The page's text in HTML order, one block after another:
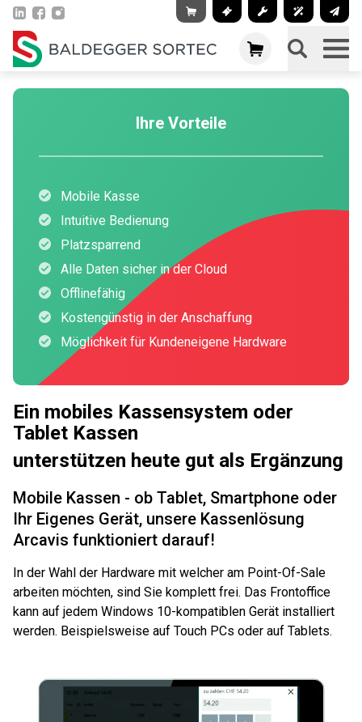
Ihre Vorteile
Mobile Kasse
Intuitive Bedienung
Platzsparrend
Alle Daten sicher in der Cloud
Offlinefähig
Kostengünstig in der Anschaffung
Möglichkeit für Kundeneigene Hardware
Ein mobiles Kassensystem oder
Tablet Kassen
unterstützen heute gut als Ergänzung
Mobile Kassen - ob Tablet, Smartphone oder
Ihr Eigenes Gerät, unsere Kassenlösung
Arcavis funktioniert darauf!
In der Wahl der Hardware mit welcher am Point-Of-Sale
arbeiten möchten, sind Sie komplett frei. Das Frontoffice
kann auf jedem Windows 10-kompatiblen Gerät installiert
werden. Beispielsweise auf Touch PCs oder auf Tablets.